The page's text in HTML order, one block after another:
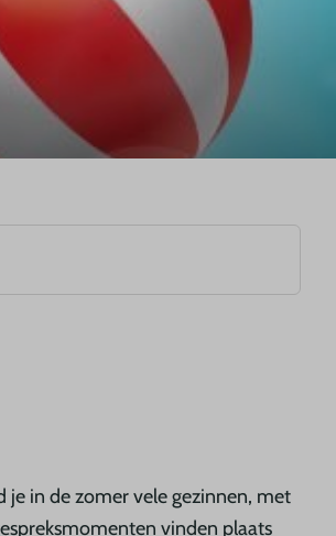
je in de zomer vele gezinnen, met
vinden plaats